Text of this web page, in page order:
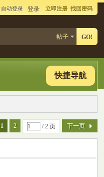
自动登录 登录 立即注册 找回密码
帖子 GO!
快捷导航
1 2 / 2 页 下一页